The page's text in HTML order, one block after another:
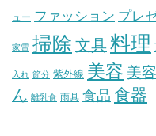
ュー ファッション プレ
家電 掃除 文具料理
入れ 節分 紫外線 美容 美
ん 離乳食 雨具 食品 食器